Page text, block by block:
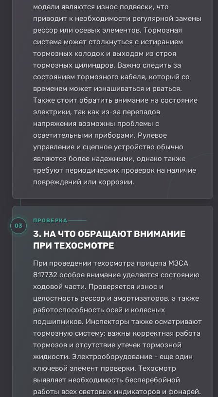
модели являются износ подвески, что
приводит к необходимости регулярной замены
рессор или осевых элементов. Тормозная
система может столкнуться с истиранием
тормозных колодок и выходом из строя
тормозных цилиндров. Важно следить за
состоянием тормозного кабеля, который со
временем может изнашиваться и рваться.
Также стоит обратить внимание на состояние
электрики, так как из-за перепадов
напряжения возможны проблемы с
осветительными приборами. Рулевое
управление и сцепное устройство обычно
являются более надежными, однако также
требуют периодических проверок на наличие
повреждений или коррозии.
03
ПРОВЕРКА
3. НА ЧТО ОБРАЩАЮТ ВНИМАНИЕ
ПРИ ТЕХОСМОТРЕ
При проведении техосмотра прицепа МЗСА
817732 особое внимание уделяется состоянию
ходовой части. Проверяется износ и
целостность рессор и амортизаторов, а также
работоспособность осей и колесных
подшипников. Инспекторы также осматривают
тормозную систему: важны корректная работа
тормозов и отсутствие утечек тормозной
жидкости. Электрооборудование - еще один
ключевой элемент проверки. Техосмотр
выявляет необходимость бесперебойной
работы всех световых индикаторов и фонарей.